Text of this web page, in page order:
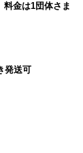
料金は1団体さま
発送可